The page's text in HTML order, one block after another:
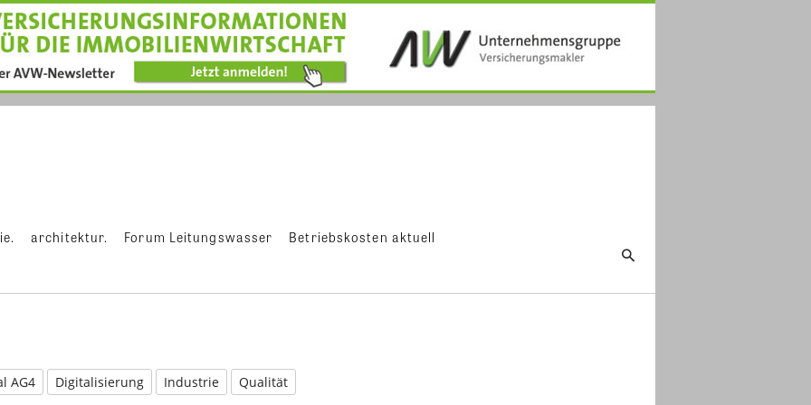
architektur. Forum Leitungswasser Betriebskosten aktuell
AG4 Digitalisierung Industrie Qualität